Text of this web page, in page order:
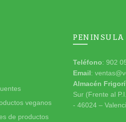
veganos
de productos
PENINSULA
Teléfono: 902
Email:
Almacén
Sur (Frente al
- 46024 –